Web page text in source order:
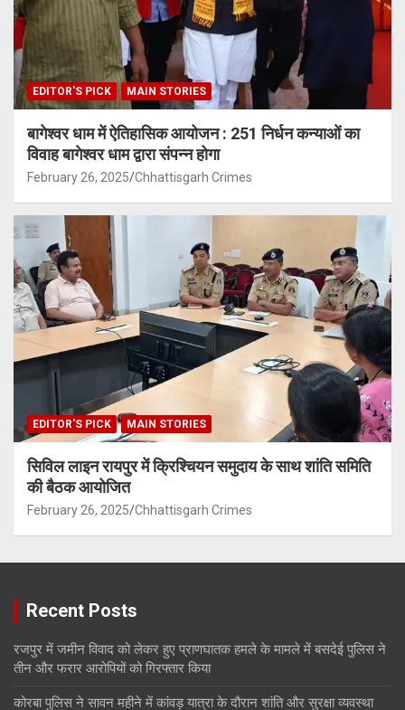
EDITOR'S PICK MAIN STORIES
बागेश्वर धाम में ऐतिहासिक आयोजन : 251 निर्धन कन्याओं का
विवाह बागेश्वर धाम द्वारा संपन्न होगा
February 26, 2025 Chhattisgarh Crimes
EDITOR'S PICK MAIN STORIES
सिविल लाइन रायपुर में क्रिश्चियन समुदाय के साथ शांति समिति
की बैठक आयोजित
February 26, 2025 Chhattisgarh Crimes
Recent Posts
रजपुर में जमीन विवाद को लेकर हुए प्राणघातक हमले के मामले में बसदेई पुलिस ने
तीन और फरार आरोपियों को गिरफ्तार किया
कोरबा पुलिस ने सावन महीने में कांवड़ यात्रा के दौरान शांति और सुरक्षा व्यवस्था